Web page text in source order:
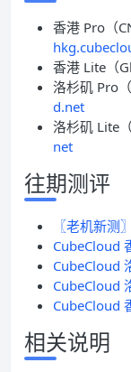
香港 Pro（
香港 Lite（
洛杉矶 Pro
d.net
洛杉矶 Lite
net
往期测评
〖老机新测
CubeCloud
CubeCloud
CubeCloud
CubeCloud
相关说明